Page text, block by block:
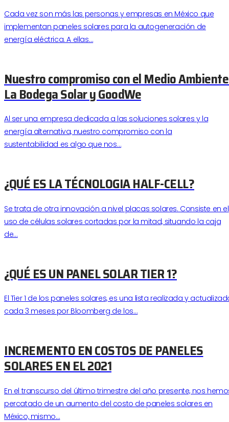
Cada vez son más las personas y empresas en México que
implementan paneles solares para la autogeneración de
energía eléctrica. A ellas…
Nuestro compromiso con el Medio
La Bodega Solar y GoodWe
Al ser una empresa dedicada a las soluciones solares y la
energía alternativa, nuestro compromiso con la
sustentabilidad es algo que nos…
¿QUÉ ES LA TÉCNOLOGIA HALF-CELL?
Se trata de otra innovación a nivel placas solares. Consiste en el
uso de células solares cortadas por la mitad, situando la caja
de…
¿QUÉ ES UN PANEL SOLAR TIER 1?
El Tier 1 de los paneles solares, es una lista realizada y
cada 3 meses por Bloomberg de los…
INCREMENTO EN COSTOS DE PANELES
SOLARES EN EL 2021
En el transcurso del último trimestre del año presente, nos
percatado de un aumento del costo de paneles solares en
México, mismo…